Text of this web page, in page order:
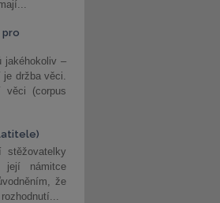
pro
jakéhokoliv –
je držba věci.
věci (corpus
stěžovatelky
její námitce
že